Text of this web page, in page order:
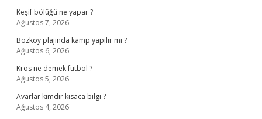
Keşif bölüğü ne yapar ?
Ağustos 7, 2026
Bozköy plajında kamp yapılır mı ?
Ağustos 6, 2026
Kros ne demek futbol ?
Ağustos 5, 2026
Avarlar kimdir kısaca bilgi ?
Ağustos 4, 2026